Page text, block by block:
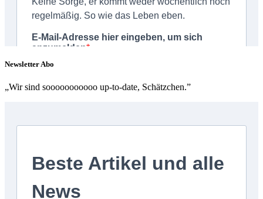
Newsletter Abo
„Wir sind sooooooooooo up-to-date, Schätzchen.”